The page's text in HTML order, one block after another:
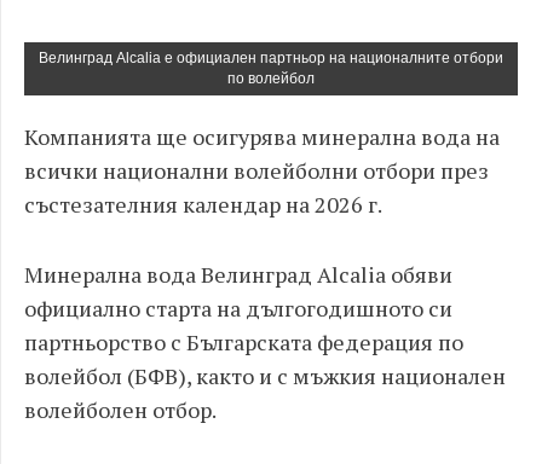
Велинград Alcalia е официален партньор на националните отбори
по волейбол
Компанията ще осигурява минерална вода на
всички национални волейболни отбори през
състезателния календар на 2026 г.
Минерална вода Велинград Alcalia обяви
официално старта на дългогодишното си
партньорство с Българската федерация по
волейбол (БФВ), както и с мъжкия национален
волейболен отбор.